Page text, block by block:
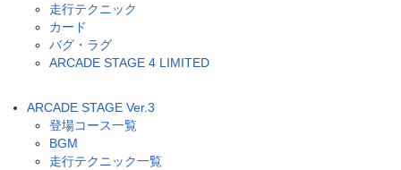
走行テクニック
カード
バグ・ラグ
ARCADE STAGE 4 LIMITED
ARCADE STAGE Ver.3
登場コース一覧
BGM
走行テクニック一覧